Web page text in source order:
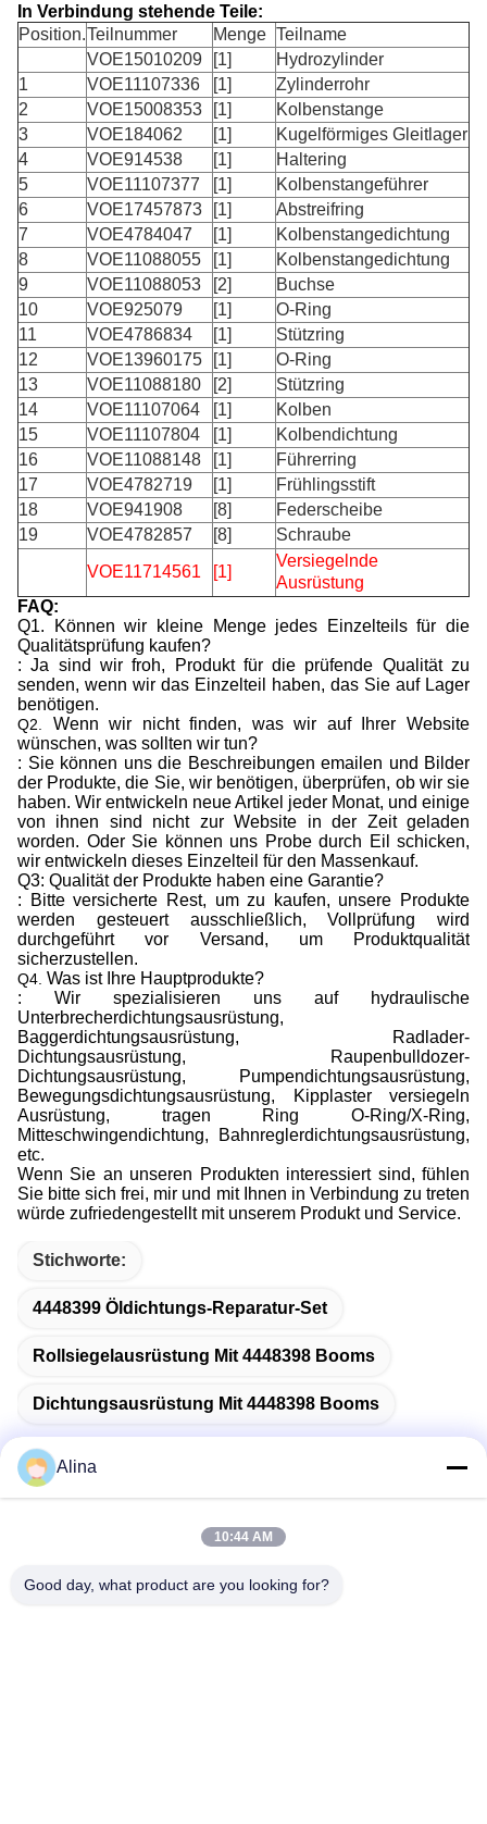
In Verbindung stehende Teile:
Position.Teilnummer Menge Teilname
VOE15010209
[1]
Hydrozylinder
1
VOE11107336 [1]
Zylinderrohr
2
VOE15008353 [1]
Kolbenstange
3
VOE184062 [1]
Kugelförmiges Gleitlager
4
VOE914538 [1]
Haltering
5
VOE11107377 [1]
Kolbenstangeführer
6
VOE17457873 [1]
Abstreifring
7
VOE4784047 [1]
Kolbenstangedichtung
8
VOE11088055 [1]
Kolbenstangedichtung
9
VOE11088053 [2]
Buchse
10
VOE925079 [1]
O-Ring
11
VOE4786834 [1]
Stützring
12
VOE13960175 [1]
O-Ring
13
VOE11088180 [2]
Stützring
14
VOE11107064 [1]
Kolben
15
VOE11107804 [1]
Kolbendichtung
16
VOE11088148 [1]
Führerring
17
VOE4782719 [1]
Frühlingsstift
18
VOE941908 [8]
Federscheibe
19
VOE4782857 [8]
Schraube
VOE11714561
[1]
Versiegelnde
Ausrüstung
FAQ:
Q1. Können wir kleine Menge jedes Einzelteils für die
Qualitätsprüfung kaufen?
: Ja sind wir froh, Produkt für die prüfende Qualität zu
senden, wenn wir das Einzelteil haben, das Sie auf Lager
benötigen.
Q2. Wenn wir nicht finden, was wir auf Ihrer Website
wünschen, was sollten wir tun?
: Sie können uns die Beschreibungen emailen und Bilder
der Produkte, die Sie, wir benötigen, überprüfen, ob wir sie
haben. Wir entwickeln neue Artikel jeder Monat, und einige
von ihnen sind nicht zur Website in der Zeit geladen
worden. Oder Sie können uns Probe durch Eil schicken,
wir entwickeln dieses Einzelteil für den Massenkauf.
Q3: Qualität der Produkte haben eine Garantie?
: Bitte versicherte Rest, um zu kaufen, unsere Produkte
werden gesteuert ausschließlich, Vollprüfung wird
durchgeführt vor Versand, um Produktqualität
sicherzustellen.
Q4. Was ist Ihre Hauptprodukte?
: Wir spezialisieren uns auf hydraulische
Unterbrecherdichtungsausrüstung,
Baggerdichtungsausrüstung, Radlader-
Dichtungsausrüstung, Raupenbulldozer-
Dichtungsausrüstung, Pumpendichtungsausrüstung,
Bewegungsdichtungsausrüstung, Kipplaster versiegeln
Ausrüstung, tragen Ring O-Ring/X-Ring,
Mitteschwingendichtung, Bahnreglerdichtungsausrüstung,
etc.
Wenn Sie an unseren Produkten interessiert sind, fühlen
Sie bitte sich frei, mir und mit Ihnen in Verbindung zu treten
würde zufriedengestellt mit unserem Produkt und Service.
Stichworte:
4448399 Öldichtungs-Reparatur-Set
Rollsiegelausrüstung Mit 4448398 Booms
Dichtungsausrüstung Mit 4448398 Booms
Schnelle Kontaktaufnahme
Anschrift
Alina
10:44 AM
Good day, what product are you looking for?